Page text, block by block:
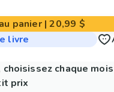
panier|20,99 $
livre
chaque
prix